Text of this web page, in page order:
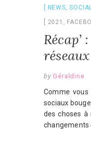
NEWS,
2021 ,
Récap’
by Géraldine
Comme
sociaux
des choses à
changements